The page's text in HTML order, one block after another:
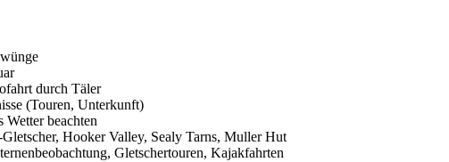
durch Täler
(Touren, Unterkunft)
Wetter beachten
Hooker Valley, Sealy Tarns, Muller Hut
Gletschertouren, Kajakfahrten